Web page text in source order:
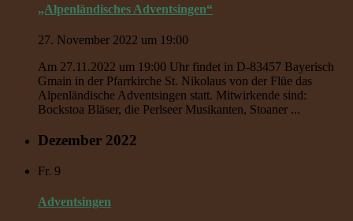
„Alpenländisches Adventsingen“
27. November 2022 um 19:00
Am 27.11.2022 um 19:00 Uhr findet in D-83457 Bayerisch
Gmain in der Pfarrkirche St. Nikolaus von der Flüe das
Alpenländische Adventsingen statt. Mitwirkende sind:
Bockstoa Bläser, die Perlseer Musikanten, Stoaner ...
Dezember 2022
Fr. 9
Adventsingen